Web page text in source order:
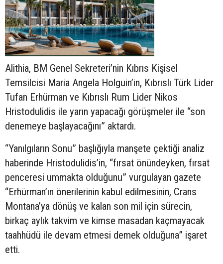
Alithia, BM Genel Sekreteri’nin Kıbrıs Kişisel
Temsilcisi Maria Angela Holguin’in, Kıbrıslı Türk Lider
Tufan Erhürman ve Kıbrıslı Rum Lider Nikos
Hristodulidis ile yarın yapacağı görüşmeler ile “son
denemeye başlayacağını” aktardı.
“Yanılgıların Sonu” başlığıyla manşete çektiği analiz
haberinde Hristodulidis’in, “fırsat önündeyken, fırsat
penceresi ummakta olduğunu” vurgulayan gazete
“Erhürman’ın önerilerinin kabul edilmesinin, Crans
Montana’ya dönüş ve kalan son mil için sürecin,
birkaç aylık takvim ve kimse masadan kaçmayacak
taahhüdü ile devam etmesi demek olduğuna” işaret
etti.